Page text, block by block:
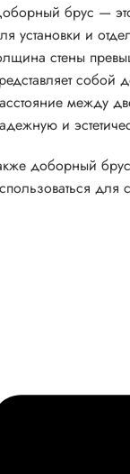
брус — это
установки и
стены
собой
между
и
доборный